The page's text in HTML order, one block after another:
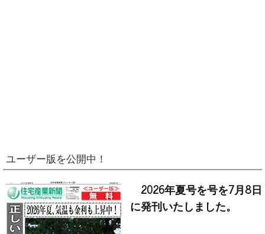
ユーザー版を公開中！
2026年夏号を号を7月8日
に発刊いたしました。